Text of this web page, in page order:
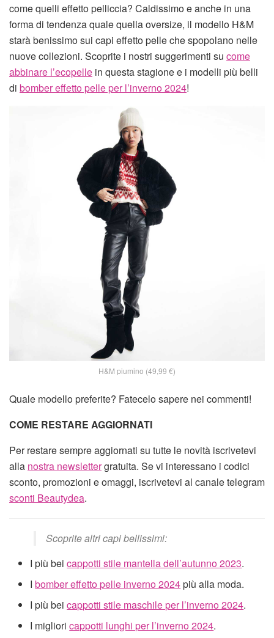
come quelli effetto pelliccia? Caldissimo e anche in una
forma di tendenza quale quella oversize, il modello H&M
starà benissimo sui capi effetto pelle che spopolano nelle
nuove collezioni. Scoprite i nostri suggerimenti su come
abbinare l’ecopelle in questa stagione e i modelli più belli
di bomber effetto pelle per l’inverno 2024!
H&M piumino (49,99 €)
Quale modello preferite? Fatecelo sapere nei commenti!
COME RESTARE AGGIORNATI
Per restare sempre aggiornati su tutte le novità iscrivetevi
alla nostra newslettergratuita. Se vi interessano i codici
sconto, promozioni e omaggi, iscrivetevi al canale telegram
sconti Beautydea.
Scoprite altri capi bellissimi:
I più beicappotti stile mantella dell’autunno 2023.
Ibomber effetto pelle inverno 2024più alla moda.
I più beicappotti stile maschile per l’inverno 2024.
I miglioricappotti lunghi per l’inverno 2024.